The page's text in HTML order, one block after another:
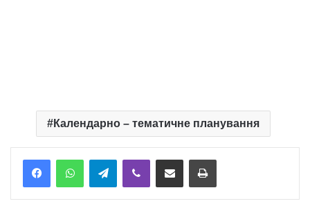
Календарно – тематичне планування
TelegramViber Надіслати електронною поштоюНадрукувати